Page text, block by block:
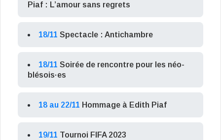
Piaf : L’amour sans regrets
18/11 Spectacle : Antichambre
18/11 Soirée de rencontre pour les néo-
blésois·es
18 au 22/11 Hommage à Edith Piaf
19/11 Tournoi FIFA 2023